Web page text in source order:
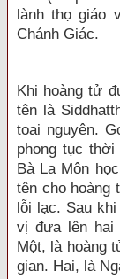
lành thọ giáo
Chánh Giác.
Khi hoàng tử
tên là
toại nguyện.
phong tục
Bà La Môn
tên cho hoàng
lỗi lạc. Sau
vị đưa lên hai
Một, là hoàng
gian. Hai, là